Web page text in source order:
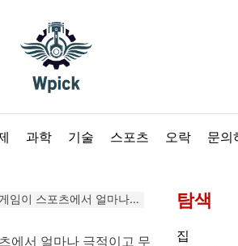
과학 기술 스포츠 오락 문의
극적이고 무자비한지를 보여줍니다. 탐색
집